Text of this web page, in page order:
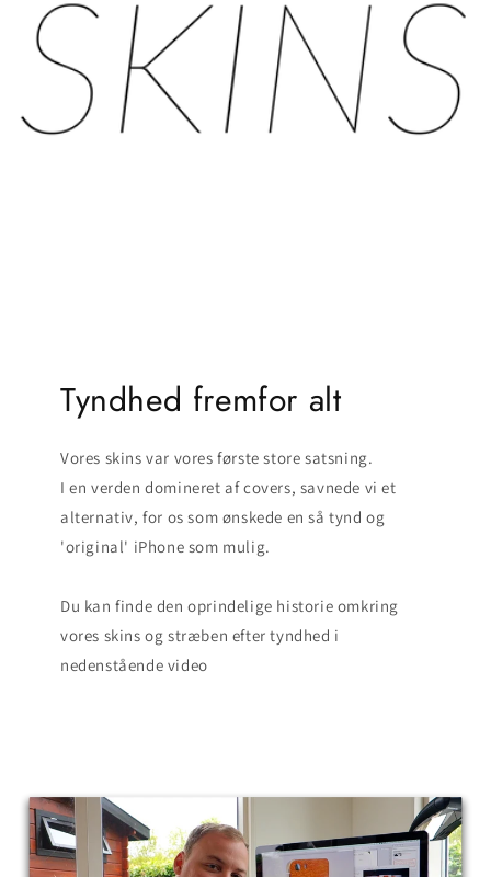
Tyndhed fremfor alt
Vores skins var vores første store satsning.
I en verden domineret af covers, savnede vi et
alternativ, for os som ønskede en så tynd og
'original' iPhone som mulig.
Du kan finde den oprindelige historie omkring
vores skins og stræben efter tyndhed i
nedenstående video